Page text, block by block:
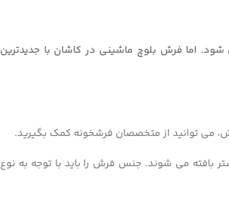
اما فرش بلوچ ماشینی در کاشان با جدیدترین
می توانید از متخصصان فرشخونه کمک بگیرید.
بافته می شوند. جنس فرش را باید با توجه به نوع